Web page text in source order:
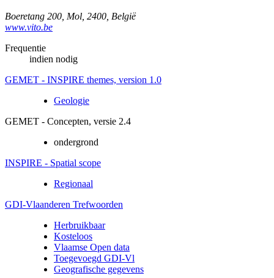
Boeretang 200 Mol 2400 België
www.vito.be
Frequentie
indien nodig
GEMET - INSPIRE themes, version 1.0
Geologie
GEMET - Concepten, versie 2.4
ondergrond
INSPIRE - Spatial scope
Regionaal
GDI-Vlaanderen Trefwoorden
Herbruikbaar
Kosteloos
Vlaamse Open data
Toegevoegd GDI-Vl
Geografische gegevens